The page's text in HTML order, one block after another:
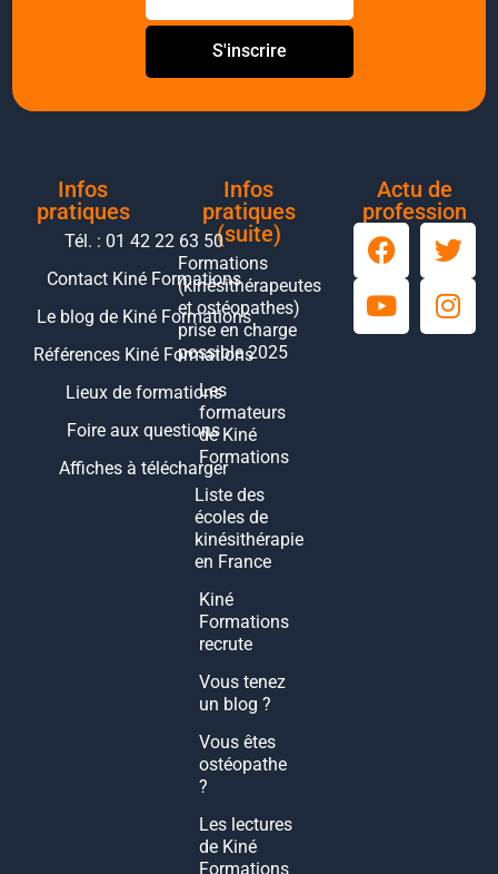
S'inscrire
Infos
pratiques
Tél. : 01 42 22 63 50
Contact Kiné Formations
Le blog de Kiné Formations
Références Kiné Formations
Lieux de formations
Foire aux questions
Affiches à télécharger
Infos
pratiques
(suite)
Formations
(kinésithérapeutes
et ostéopathes)
prise en charge
possible 2025
Les
formateurs
de Kiné
Formations
Liste des
écoles de
kinésithérapie
en France
Kiné
Formations
recrute
Vous tenez
un blog ?
Vous êtes
ostéopathe
?
Les lectures
de Kiné
Formations
Actu de
profession